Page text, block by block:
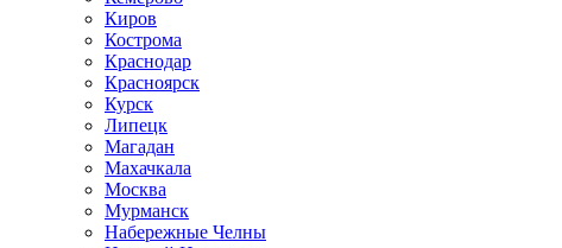
Киров
Кострома
Краснодар
Красноярск
Курск
Липецк
Магадан
Махачкала
Москва
Мурманск
Набережные Челны